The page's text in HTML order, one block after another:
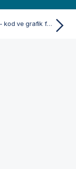
weekstart - kod ve grafik fonksiyonu